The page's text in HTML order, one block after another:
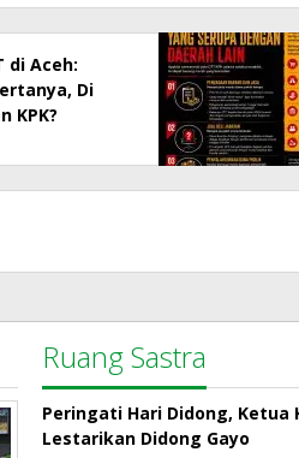
di Aceh:
Di
KPK?
Ruang Sastra
Peringati Hari Didong, Ketua
Lestarikan Didong Gayo